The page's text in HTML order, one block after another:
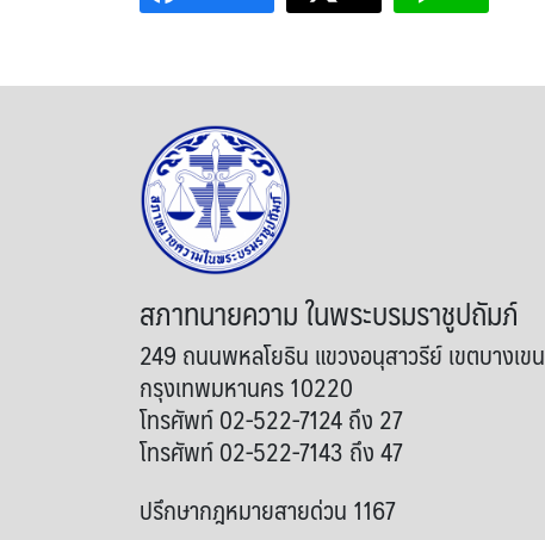
สภาทนายความ ในพระบรมราชูปถัมภ์
249 ถนนพหลโยธิน แขวงอนุสาวรีย์ เขตบางเขน
กรุงเทพมหานคร 10220
โทรศัพท์ 02-522-7124 ถึง 27
โทรศัพท์ 02-522-7143 ถึง 47
ปรึกษากฎหมายสายด่วน 1167